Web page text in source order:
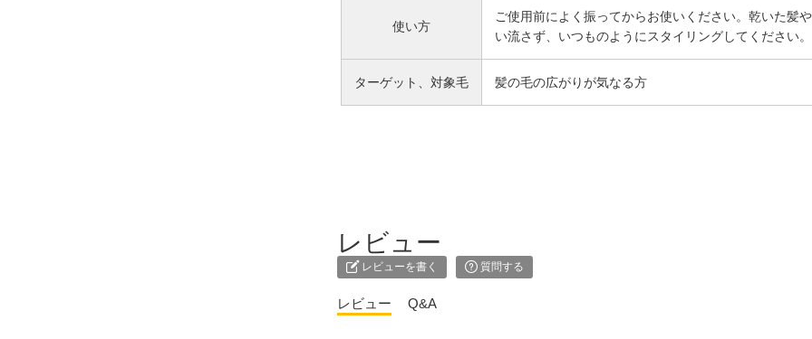
検索
使い方
ご使用前によく振ってからお使いください。乾いた髪
い流さず、いつものようにスタイリングしてください。
ターゲット、対象毛 髪の毛の広がりが気なる方
レビュー
レビューを書く 質問する
レビュー Q&A